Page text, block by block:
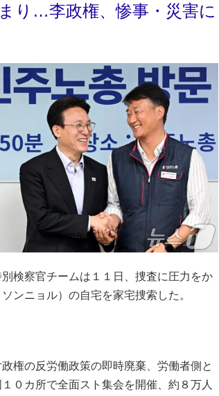
り…李政権、惨事・災害に
検察官チームは１１日、捜査に圧力をか
ンニョル）の自宅を家宅捜索した。
権の反労働政策の即時廃棄、労働者側と
０カ所で全面スト集会を開催、約８万人